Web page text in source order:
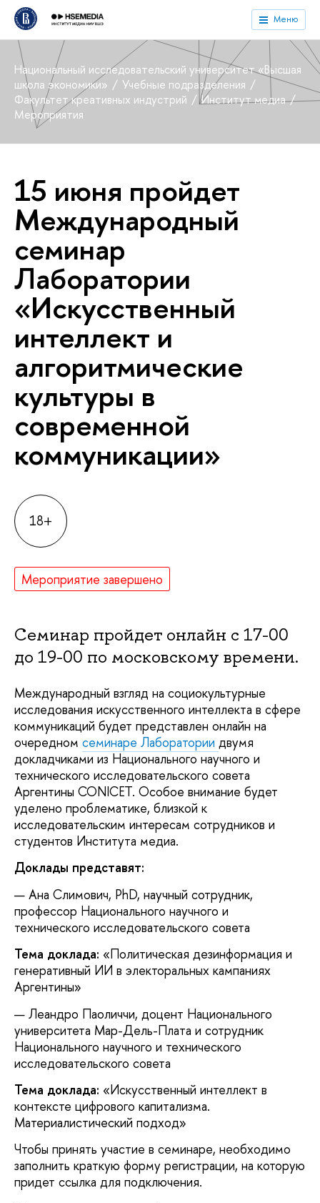
Меню
Национальный исследовательский университет «Высшая
школа экономики»
Учебные подразделения
Факультет креативных индустрий
Институт медиа
Мероприятия
15 июня пройдет
Международный
семинар
Лаборатории
«Искусственный
интеллект и
алгоритмические
культуры в
современной
коммуникации»
18+
Мероприятие завершено
Семинар пройдет онлайн с 17-00
до 19-00 по московскому времени.
Международный взгляд на социокультурные
исследования искусственного интеллекта в сфере
коммуникаций будет представлен онлайн на
очередном семинаре Лаборатории двумя
докладчиками из Национального научного и
технического исследовательского совета
Аргентины CONICET. Особое внимание будет
уделено проблематике, близкой к
исследовательским интересам сотрудников и
студентов Института медиа.
Доклады представят:
Ана Слимович, PhD, научный сотрудник,
профессор Национального научного и
технического исследовательского совета
Тема доклада: «Политическая дезинформация и
генеративный ИИ в электоральных кампаниях
Аргентины»
Леандро Паоличчи, доцент Национального
университета Мар-Дель-Плата и сотрудник
Национального научного и технического
исследовательского совета
Тема доклада: «Искусственный интеллект в
контексте цифрового капитализма.
Материалистический подход»
Чтобы принять участие в семинаре, необходимо
заполнить краткую форму регистрации, на которую
придет ссылка для подключения.